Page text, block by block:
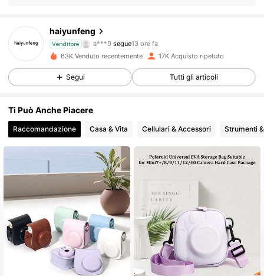
haiyunfeng
Venditore
a***9
s***5 sta navigando
4.87
3.6K Follower
4.87 3.6K Follower
4.87 3.6K Follower
4.87 3.6K Follower
4.87 3.6K Follower
63K Venduto recentemente 17K Acquisto ripetuto
Segui Tutti gli articoli
Ti Può Anche Piacere
Raccomandazione Casa & Vita Cellulari & Accessori Strumenti